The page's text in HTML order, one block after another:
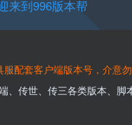
来到996版本帮
配套客户端版本号，介意
、传世、传三各类版本、脚